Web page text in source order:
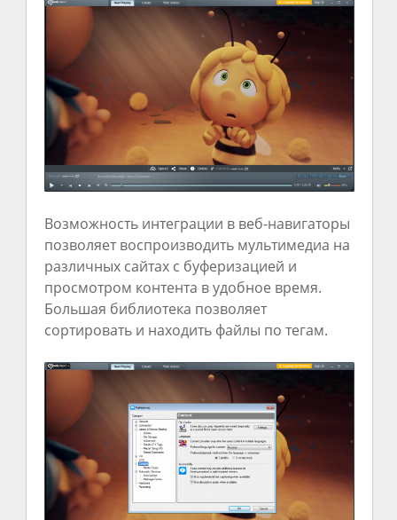
Возможность интеграции в веб-навигаторы
позволяет воспроизводить мультимедиа на
различных сайтах с буферизацией и
просмотром контента в удобное время.
Большая библиотека позволяет
сортировать и находить файлы по тегам.